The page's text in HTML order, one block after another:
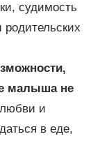
судимость
малыша не
и
в еде,